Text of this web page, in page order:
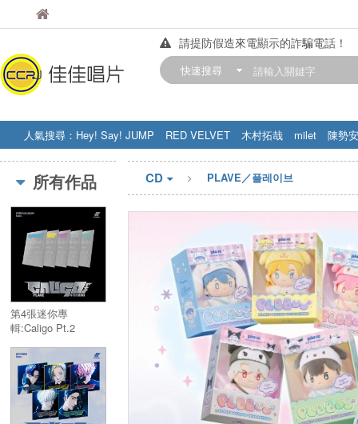
佳佳唱片
請提防假造來電顯示的詐騙電話！
【中華門市營業時間調整公告】
快速搜尋
人氣搜尋： Hey! Say! JUMP RED VELVET 木村拓哉 milet
陳勢安
STRAY KIDS
盧廣仲 周杰伦
所有作品
第4張迷你專
輯:Caligo Pt.2
／4th Mini
Album:Caligo Pt.2
(POCAALBUM Ver.)
CD PLAVE／플레이브